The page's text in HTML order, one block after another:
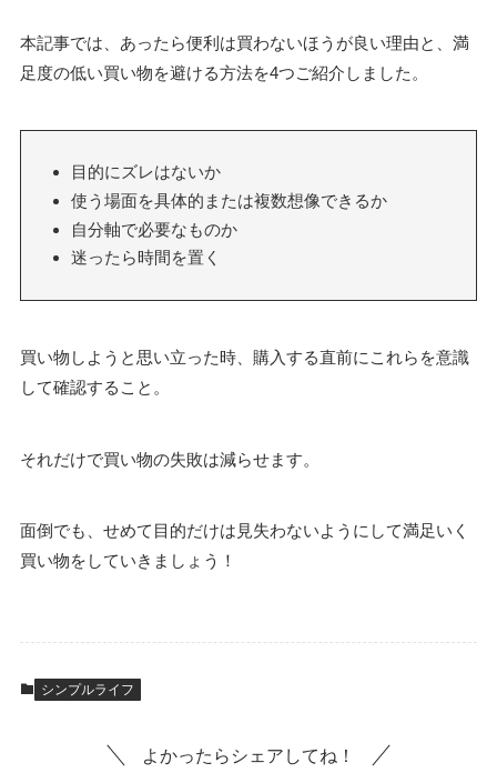
本記事では、あったら便利は買わないほうが良い理由と、満
足度の低い買い物を避ける方法を4つご紹介しました。
目的にズレはないか
使う場面を具体的または複数想像できるか
自分軸で必要なものか
迷ったら時間を置く
買い物しようと思い立った時、購入する直前にこれらを意識
して確認すること。
それだけで買い物の失敗は減らせます。
面倒でも、せめて目的だけは見失わないようにして満足いく
買い物をしていきましょう！
シンプルライフ
よかったらシェアしてね！